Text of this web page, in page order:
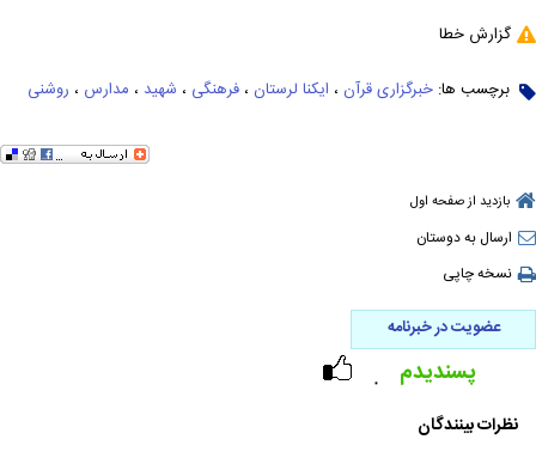
گزارش خطا
برچسب ها: خبرگزاری قرآن ، ایکنا لرستان ، فرهنگی ، شهید ، مدارس ، روشنی
بازدید از صفحه اول
ارسال به دوستان
نسخه چاپی
عضویت در خبرنامه
۰ پسندیدم
نظرات بینندگان